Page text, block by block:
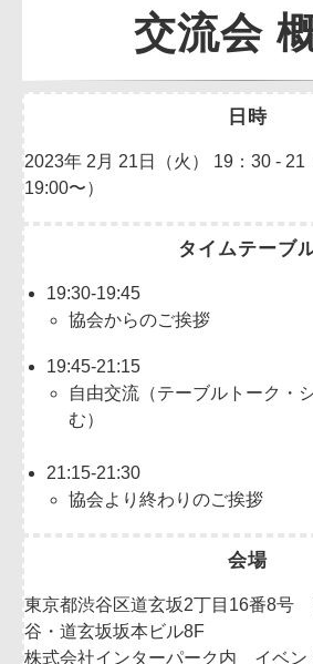
交流会
日時
2023年 2月 21日（火） 19：30 -
19:00〜）
タイムテーブ
19:30-19:45
協会からのご挨拶
19:45-21:15
自由交流（テーブルトーク・
む）
21:15-21:30
協会より終わりのご挨拶
会場
東京都渋谷区道玄坂2丁目16番8号
谷・道玄坂坂本ビル8F
株式会社インターパーク内 イベン